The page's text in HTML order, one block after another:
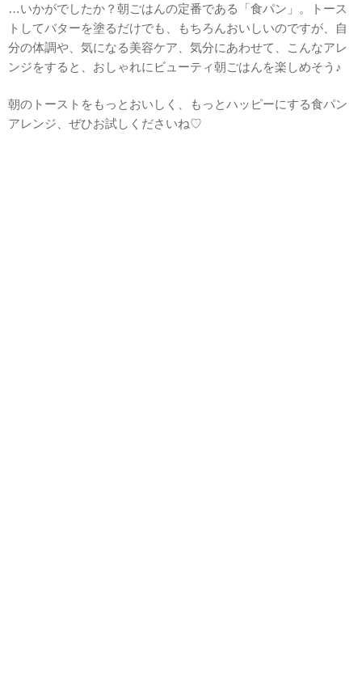
…いかがでしたか？朝ごはんの定番である「食パン」。トース
トしてバターを塗るだけでも、もちろんおいしいのですが、自
分の体調や、気になる美容ケア、気分にあわせて、こんなアレ
ンジをすると、おしゃれにビューティ朝ごはんを楽しめそう♪
朝のトーストをもっとおいしく、もっとハッピーにする食パン
アレンジ、ぜひお試しくださいね♡